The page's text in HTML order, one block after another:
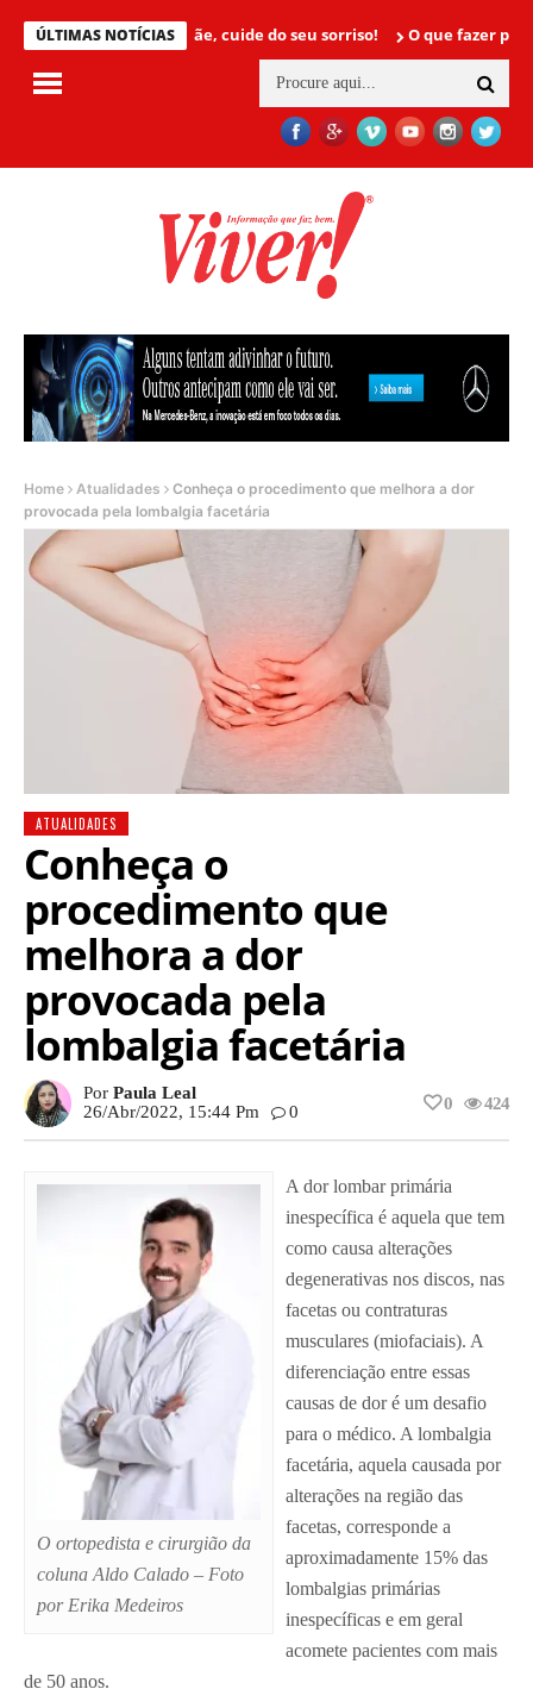
ÚLTIMAS NOTÍCIAS
Mamãe, cuide do seu sorriso! O que fazer para não
Home Atualidades
Conheça o procedimento que melhora a dor
provocada pela lombalgia facetária
ATUALIDADES
Conheça o
procedimento que
melhora a dor
provocada pela
lombalgia facetária
Por Paula Leal
26/abr/2022, 15:44 Pm
0 424
0
O ortopedista e cirurgião da
coluna Aldo Calado – Foto
por Erika Medeiros
A dor lombar primária
inespecífica é aquela que tem
como causa alterações
degenerativas nos discos, nas
facetas ou contraturas
musculares (miofaciais). A
diferenciação entre essas
causas de dor é um desafio
para o médico. A lombalgia
facetária, aquela causada por
alterações na região das
facetas, corresponde a
aproximadamente 15% das
lombalgias primárias
inespecíficas e em geral
acomete pacientes com mais
de 50 anos.